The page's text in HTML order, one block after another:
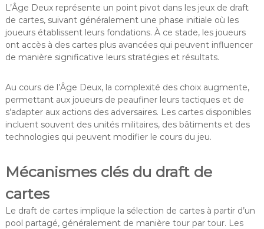
L’Âge Deux représente un point pivot dans les jeux de draft
de cartes, suivant généralement une phase initiale où les
joueurs établissent leurs fondations. À ce stade, les joueurs
ont accès à des cartes plus avancées qui peuvent influencer
de manière significative leurs stratégies et résultats.
Au cours de l’Âge Deux, la complexité des choix augmente,
permettant aux joueurs de peaufiner leurs tactiques et de
s’adapter aux actions des adversaires. Les cartes disponibles
incluent souvent des unités militaires, des bâtiments et des
technologies qui peuvent modifier le cours du jeu.
Mécanismes clés du draft de
cartes
Le draft de cartes implique la sélection de cartes à partir d’un
pool partagé, généralement de manière tour par tour. Les